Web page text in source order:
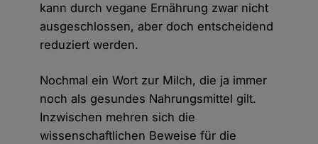
kann durch vegane Ernährung zwar nicht
ausgeschlossen, aber doch entscheidend
reduziert werden.
Nochmal ein Wort zur Milch, die ja immer
noch als gesundes Nahrungsmittel gilt.
Inzwischen mehren sich die
wissenschaftlichen Beweise für die